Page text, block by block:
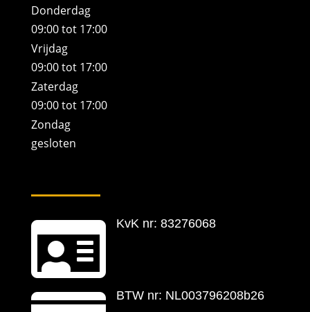
Donderdag
09:00 tot 17:00
Vrijdag
09:00 tot 17:00
Zaterdag
09:00 tot 17:00
Zondag
gesloten
 KvK nr: 83276068
BTW nr: NL003796208b26